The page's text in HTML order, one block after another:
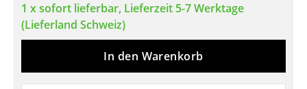
Beistelltische
Couchtische
Schreibtische
1 x sofort lieferbar, Lieferzeit 5-7 Werktage
(Lieferland Schweiz)
In den Warenkorb